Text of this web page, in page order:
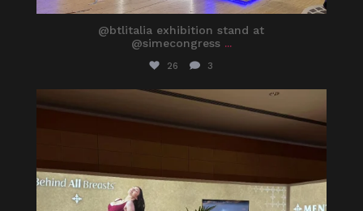
@btlitalia exhibition stand at
@simecongress ...
26 3
itaprosrl